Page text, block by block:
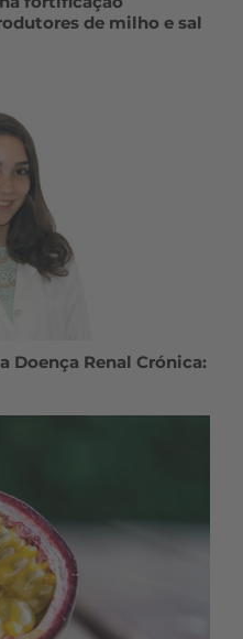
de milho e sal
Doença Renal Crónica: